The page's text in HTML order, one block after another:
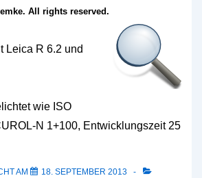
All rights reserved.
Leica R 6.2 und
wie ISO
N 1+100, Entwicklungszeit 25
AM
18. SEPTEMBER 2013